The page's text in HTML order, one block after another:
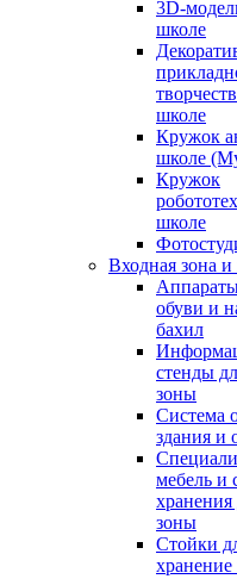
3D-
школе
школе
Кружок
школе
Кружок
школе
Входная зона и
обуви и
бахил
стенды
зоны
Система
здания и
мебель и
хранения
зоны
Стойки